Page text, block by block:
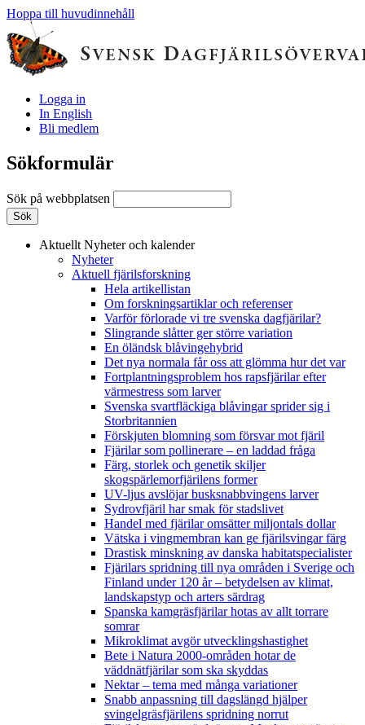
Hoppa till huvudinnehåll
Logga in
In English
Bli medlem
Sökformulär
Sök på webbplatsen
Aktuellt Nyheter och kalender
Nyheter
Aktuell fjärilsforskning
Hela artikellistan
Om forskningsartiklar och referenser
Varför förlorade vi tre svenska dagfjärilar?
Slingrande slåtter ger större variation
En öländsk blåvingehybrid
Det nya normala får oss att glömma hur det var
Fortplantningsproblem hos rapsfjärilar efter
värmestress som larver
Svenska svartfläckiga blåvingar sprider sig i
Storbritannien
Förskjuten blomning som försvar mot fjäril
Fjärilar som pollinerare – en laddad fråga
Färg, storlek och genetik skiljer
skogspärlemorfjärilens former
UV-ljus avslöjar busksnabbvingens larver
Sydrovfjäril har smak för stadslivet
Handel med fjärilar omsätter miljontals dollar
Vätska i vingmembran kan ge fjärilsvingar färg
Drastisk minskning av danska habitatspecialister
Fjärilars spridning till nya områden i Sverige och
Finland under 120 år– betydelsen av klimat,
landskapstyp och arters särdrag
Spanska kamgräsfjärilar hotas av allt torrare
somrar
Mikroklimat avgör utvecklingshastighet
Bete i Natura 2000-områden hotar de
väddnätfjärilar som ska skyddas
Nektar – tema med många variationer
Snabb anpassning till dagslängd hjälper
svingelgräsfjärilens spridning norrut